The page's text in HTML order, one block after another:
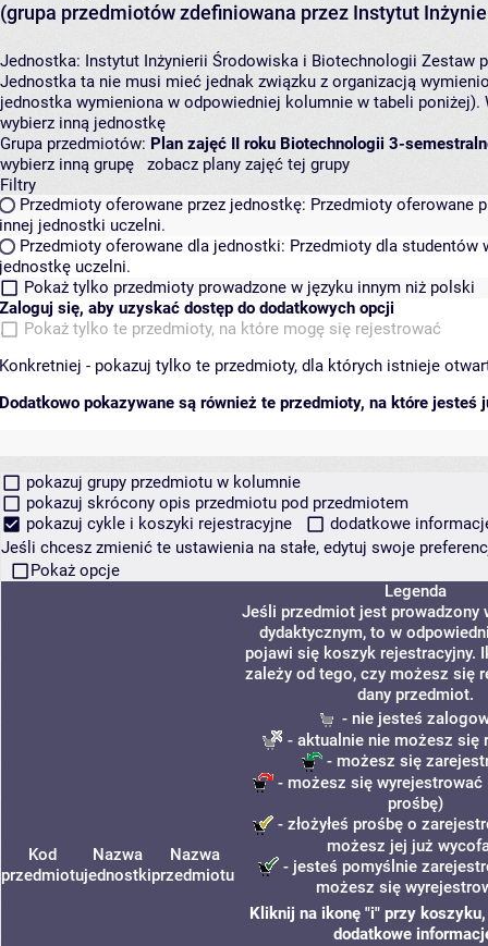
(grupa przedmiotów zdefiniowana przez Instytut
Jednostka: Instytut Inżynierii Środowiska i Biotechnologii Zestaw
Jednostka ta nie musi mieć jednak związku z organizacją
jednostka wymieniona w odpowiedniej kolumnie w tabeli
wybierz inną jednostkę
Grupa przedmiotów: Plan zajęć II roku Biotechnologii 3-
wybierz inną grupę
zobacz plany zajęć tej grupy
Filtry
Przedmioty oferowane przez jednostkę: Przedmioty oferowane
innej jednostki uczelni.
Przedmioty oferowane dla jednostki: Przedmioty dla studentów
jednostkę uczelni.
Pokaż tylko przedmioty prowadzone w języku innym niż polski
Zaloguj się, aby uzyskać dostęp do dodatkowych opcji
Pokaż tylko te przedmioty, na które mogę się rejestrować
Konkretniej - pokazuj tylko te przedmioty, dla których istnieje
Dodatkowo pokazywane są również te przedmioty, na które jesteś
pokazuj grupy przedmiotu w kolumnie
pokazuj skrócony opis przedmiotu pod przedmiotem
pokazuj cykle i koszyki rejestracyjne
dodatkowe
Jeśli chcesz zmienić te ustawienia na stałe, edytuj swoje
Pokaż opcje
Kod
przedmiotu
Nazwa
jednostki
Nazwa
przedmiotu
Legenda
Jeśli przedmiot jest prowadzony
dydaktycznym, to w
pojawi się koszyk rejestracyjny.
zależy od tego, czy możesz się
dany przedmiot.
- nie jesteś
- aktualnie nie możesz się
- możesz się
- możesz się wyrejestrować
prośbę)
- złożyłeś prośbę o
możesz jej już
- jesteś pomyślnie
możesz się
Kliknij na ikonę "i" przy
dodatkowe